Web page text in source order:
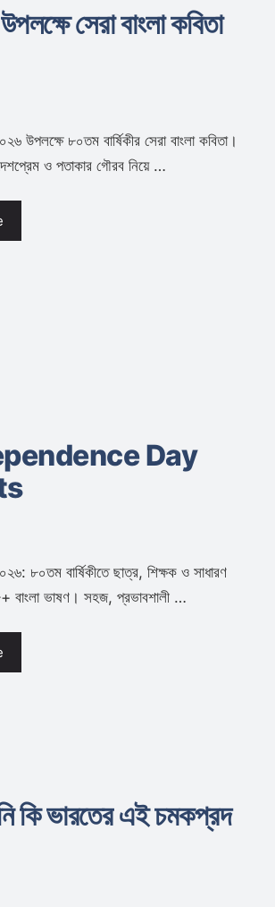
সেরা বাংলা কবিতা
উপলক্ষে ৮০তম বার্ষিকীর সেরা বাংলা কবিতা।
ও পতাকার গৌরব নিয়ে …
Day
৮০তম বার্ষিকীতে ছাত্র, শিক্ষক ও সাধারণ
বাংলা ভাষণ। সহজ, প্রভাবশালী …
কি ভারতের এই চমকপ্রদ